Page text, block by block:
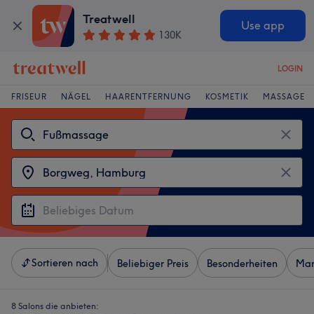
Treatwell
130K
Use app
LOGIN
FRISEUR NÄGEL HAARENTFERNUNG KOSMETIK MASSAGE
Sortieren nach Beliebiger Preis Besonderheiten
8 Salons die anbieten: